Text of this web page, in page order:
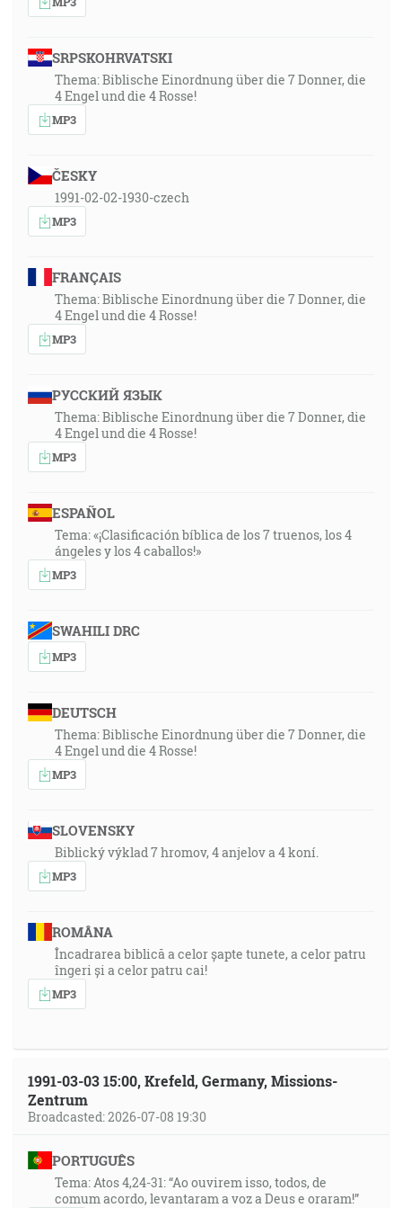
SRPSKOHRVATSKI
Thema: Biblische Einordnung über die 7 Donner, die
4 Engel und die 4 Rosse!
MP3
ČESKY
1991-02-02-1930-czech
MP3
FRANÇAIS
Thema: Biblische Einordnung über die 7 Donner, die
4 Engel und die 4 Rosse!
MP3
РУССКИЙ ЯЗЫК
Thema: Biblische Einordnung über die 7 Donner, die
4 Engel und die 4 Rosse!
MP3
ESPAÑOL
Tema: «¡Clasificación bíblica de los 7 truenos, los 4
ángeles y los 4 caballos!»
MP3
SWAHILI DRC
MP3
DEUTSCH
Thema: Biblische Einordnung über die 7 Donner, die
4 Engel und die 4 Rosse!
MP3
SLOVENSKY
Biblický výklad 7 hromov, 4 anjelov a 4 koní.
MP3
ROMÂNA
Încadrarea biblică a celor șapte tunete, a celor patru
îngeri și a celor patru cai!
MP3
1991-03-03 15:00, Krefeld, Germany, Missions-
Zentrum
Broadcasted: 2026-07-08 19:30
PORTUGUÊS
Tema: Atos 4,24-31: “Ao ouvirem isso, todos, de
comum acordo, levantaram a voz a Deus e oraram!”